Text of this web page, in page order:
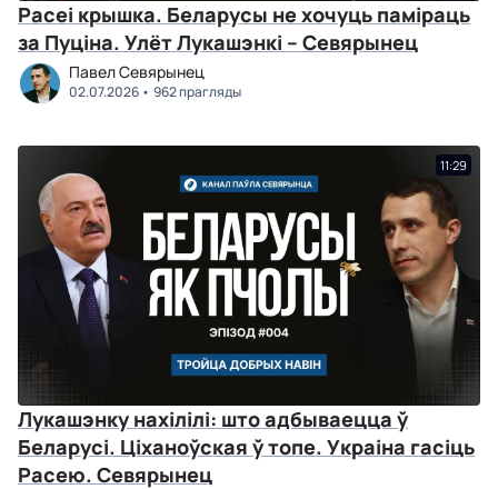
Расеі крышка. Беларусы не хочуць паміраць
за Пуціна. Улёт Лукашэнкі – Севярынец
Павел Севярынец
02.07.2026 962 прагляды
11:29
Лукашэнку нахілілі: што адбываецца ў
Беларусі. Ціханоўская ў топе. Украіна гасіць
Расею. Севярынец